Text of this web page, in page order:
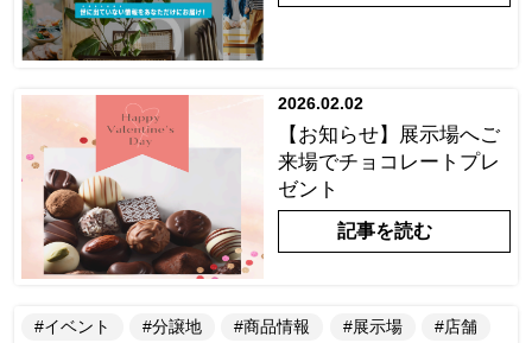
2026.02.02
【お知らせ】展示場へご
来場でチョコレートプレ
ゼント
記事を読む
#イベント #分譲地 #商品情報 #展示場
#店舗